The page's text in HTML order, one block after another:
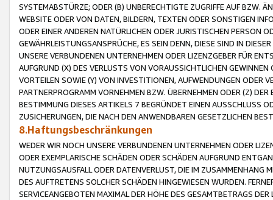
SYSTEMABSTÜRZE; ODER (B) UNBERECHTIGTE ZUGRIFFE AUF BZW.
WEBSITE ODER VON DATEN, BILDERN, TEXTEN ODER SONSTIGEN
ODER EINER ANDEREN NATÜRLICHEN ODER JURISTISCHEN PERSON
GEWÄHRLEISTUNGSANSPRÜCHE, ES SEIN DENN, DIESE SIND IN
UNSERE VERBUNDENEN UNTERNEHMEN ODER LIZENZGEBER FÜR
AUFGRUND (X) DES VERLUSTS VON VORAUSSICHTLICHEN
VORTEILEN SOWIE (Y) VON INVESTITIONEN, AUFWENDUNGEN ODER
PARTNERPROGRAMM VORNEHMEN BZW. ÜBERNEHMEN ODER (Z)
BESTIMMUNG DIESES ARTIKELS 7 BEGRÜNDET EINEN AUSSCHLUSS
ZUSICHERUNGEN, DIE NACH DEN ANWENDBAREN GESETZLICHEN
8.Haftungsbeschränkungen
WEDER WIR NOCH UNSERE VERBUNDENEN UNTERNEHMEN ODER
ODER EXEMPLARISCHE SCHÄDEN ODER SCHÄDEN AUFGRUND
NUTZUNGSAUSFALL ODER DATENVERLUST, DIE IM ZUSAMMENHANG
DES AUFTRETENS SOLCHER SCHÄDEN HINGEWIESEN WURDEN.
SERVICEANGEBOTEN MAXIMAL DER HÖHE DES GESAMTBETRAGS